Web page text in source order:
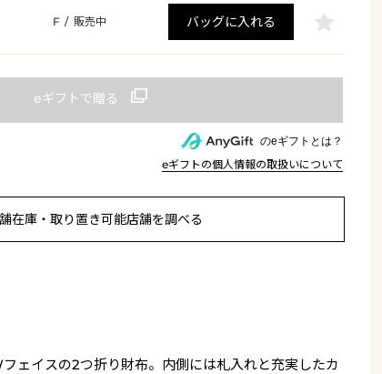
F / 販売中 バッグに入れる
のeギフトとは？
eギフトの個人情報の取扱いについて
在庫・取り置き可能店舗を調べる
ェイスの2つ折り財布。内側には札入れと充実したカ